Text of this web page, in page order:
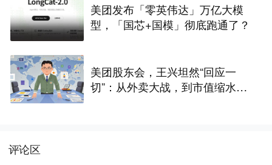
美团发布「零英伟达」万亿大模
型，「国芯+国模」彻底跑通了？
美团股东会，王兴坦然“回应一
切”：从外卖大战，到市值缩水，
评论区